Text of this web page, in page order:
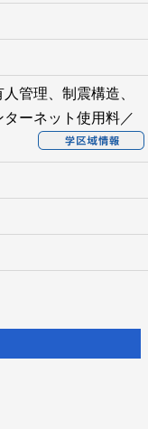
管理、制震構造、
ーネット使用料／